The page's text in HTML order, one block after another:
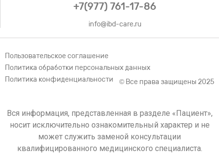
+7(977) 761-17-86
info@ibd-care.ru
Пользовательское соглашение
Политика обработки персональных данных
Политика конфиденциальности
© Все права защищены 2025
Вся информация, представленная в разделе «Пациент»,
носит исключительно ознакомительный характер и не
может служить заменой консультации
квалифицированного медицинского специалиста.